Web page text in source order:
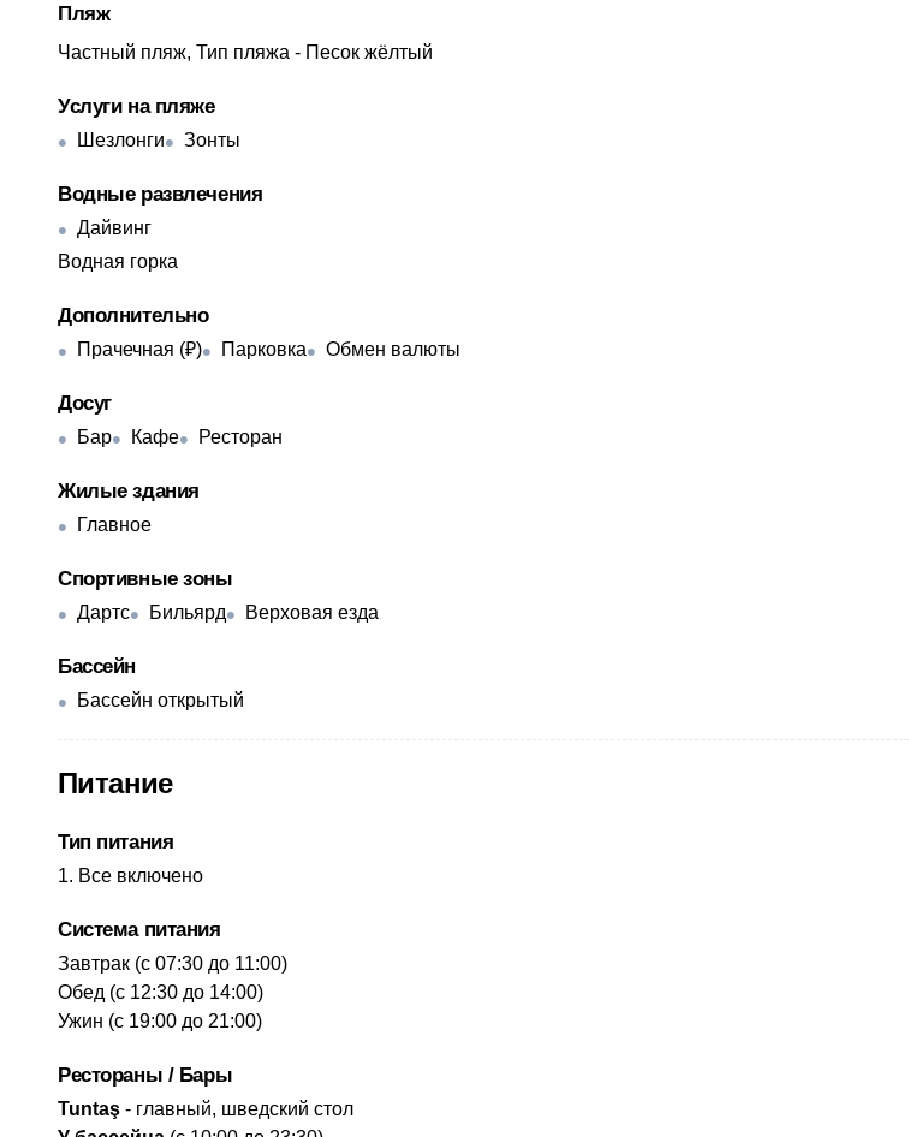
Пляж
Частный пляж, Тип пляжа - Песок жёлтый
Услуги на пляже
Шезлонги Зонты
Водные развлечения
Дайвинг
Водная горка
Дополнительно
Прачечная (₽) Парковка Обмен валюты
Досуг
Бар Кафе Ресторан
Жилые здания
Главное
Спортивные зоны
Дартс Бильярд Верховая езда
Бассейн
Бассейн открытый
Питание
Тип питания
Все включено
Система питания
​Завтрак (с 07:30 до 11:00)
Обед (с 12:30 до 14:00)
Ужин (с 19:00 до 21:00)
Рестораны / Бары
​Tuntaş - главный, шведский стол